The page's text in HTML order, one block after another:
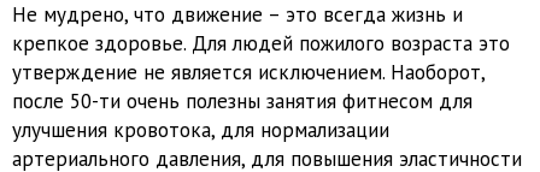
Не мудрено, что движение – это всегда жизнь и
крепкое здоровье. Для людей пожилого возраста это
утверждение не является исключением. Наоборот,
после 50-ти очень полезны занятия фитнесом для
улучшения кровотока, для нормализации
артериального давления, для повышения эластичности